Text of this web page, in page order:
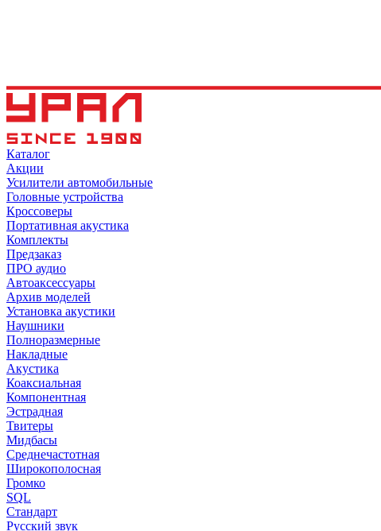
Каталог
Акции
Усилители автомобильные
Головные устройства
Кроссоверы
Портативная акустика
Комплекты
Предзаказ
ПРО аудио
Автоаксессуары
Архив моделей
Установка акустики
Наушники
Полноразмерные
Накладные
Акустика
Коаксиальная
Компонентная
Эстрадная
Твитеры
Мидбасы
Среднечастотная
Широкополосная
Громко
SQL
Стандарт
Русский звук